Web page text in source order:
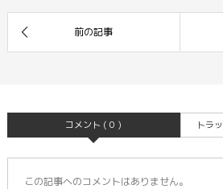
コメント ( 0 ) トラ
この記事へのコメントはありません。